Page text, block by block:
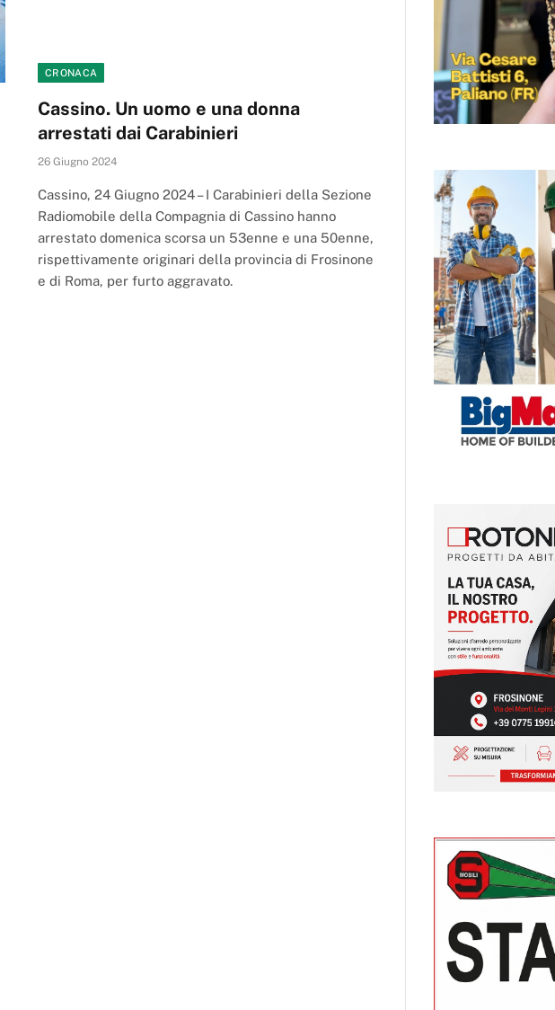
CRONACA
Cassino. Un uomo e una donna
arrestati dai Carabinieri
26 Giugno 2024
Cassino, 24 Giugno 2024 – I Carabinieri della Sezione
Radiomobile della Compagnia di Cassino hanno
arrestato domenica scorsa un 53enne e una 50enne,
rispettivamente originari della provincia di Frosinone
e di Roma, per furto aggravato.